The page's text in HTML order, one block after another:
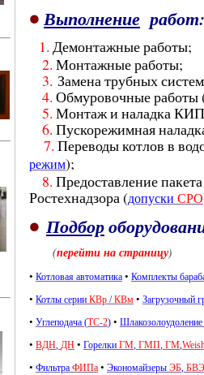
• Выполнение работ:
1. Демонтажные работы;
2. Монтажные работы;
3. Замена трубных
4. Обмуровочные работы
5. Монтаж и наладка
6. Пускорежимная
7. Переводы котлов в
режим);
8. Предоставление
Ростехнадзора (допуски СРО
• Подбор
(перейти на страницу)
• Котловая автоматика • Комплекты
• Котлы серии КВр / КВм • Загрузочный
• Углеподача (ТС-2) • Шлакозолоудоление
• ВДН, ДН • Горелки ГМ, ГМП, ГМ,
• Фильтра ФИПа • Экономайзеры ЭБ,